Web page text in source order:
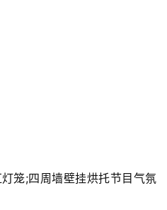
笼;四周墙壁挂烘托节目气氛